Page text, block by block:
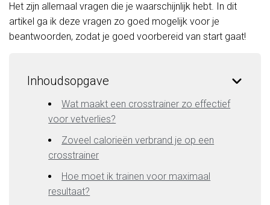
Het zijn allemaal vragen die je waarschijnlijk hebt. In dit
artikel ga ik deze vragen zo goed mogelijk voor je
beantwoorden, zodat je goed voorbereid van start gaat!
Inhoudsopgave
Wat maakt een crosstrainer zo effectief
voor vetverlies?
Zoveel calorieën verbrand je op een
crosstrainer
Hoe moet ik trainen voor maximaal
resultaat?